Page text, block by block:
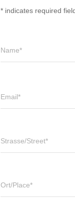
* indicates required
Name*
Email*
Strasse/Street*
Ort/Place*